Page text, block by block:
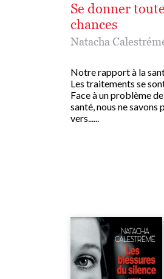
Se donner
chances
Natacha
Notre rapport à la
Les traitements se
Face à un problème
santé, nous ne savons
vers......